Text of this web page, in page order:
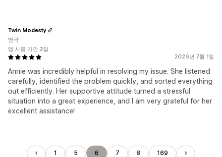
2026년 7월 1일
Annie was incredibly helpful in resolving my issue. She listened
carefully, identified the problem quickly, and sorted everything
out efficiently. Her supportive attitude turned a stressful
situation into a great experience, and I am very grateful for her
excellent assistance!
Twin Modesty
영국
앱 사용 기간 2일
1 5 6 7 8 169